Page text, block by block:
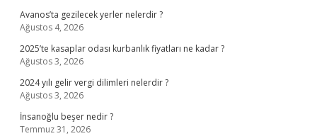
Avanos’ta gezilecek yerler nelerdir ?
Ağustos 4, 2026
2025’te kasaplar odası kurbanlık fiyatları ne kadar ?
Ağustos 3, 2026
2024 yılı gelir vergi dilimleri nelerdir ?
Ağustos 3, 2026
İnsanoğlu beşer nedir ?
Temmuz 31, 2026